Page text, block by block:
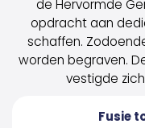
de Hervormde
opdracht aan
schaffen.
worden begraven.
vestigde
Fusie